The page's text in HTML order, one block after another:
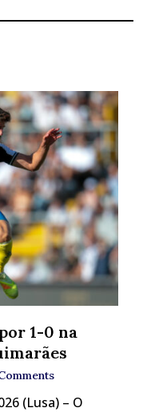
1-0 na
(Lusa) – O